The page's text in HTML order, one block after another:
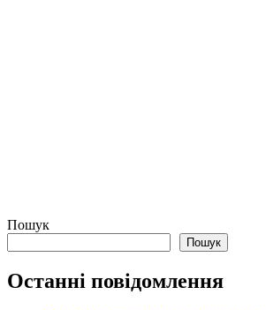
Пошук
Пошук
Останні повідомлення